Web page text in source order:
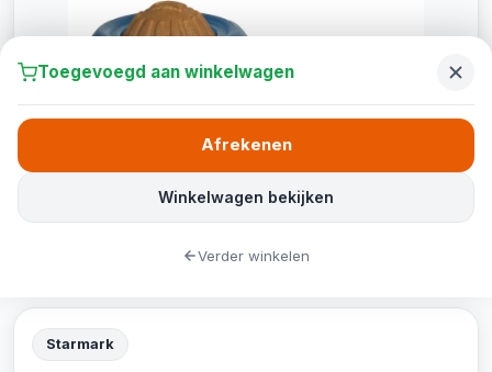
Starmark
Toegevoegd aan winkelwagen
Winkelwagen bekijken
Afrekenen
Verder winkelen